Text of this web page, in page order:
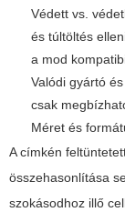
Védett vs.
és túltöltés
a mod
Valódi gyártó
csak
Méret és
A címkén
összehasonlítása
szokásodhoz illő